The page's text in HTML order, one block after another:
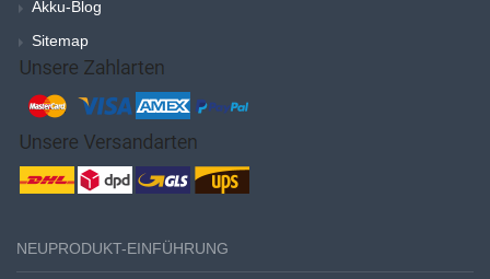
Akku-Blog
Sitemap
NEUPRODUKT-EINFÜHRUNG